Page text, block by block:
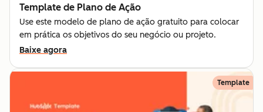
Template de Plano de Ação
Use este modelo de plano de ação gratuito para colocar
em prática os objetivos do seu negócio ou projeto.
Baixe agora
Template